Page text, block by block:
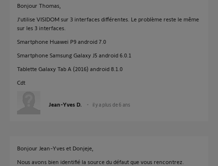
Bonjour Thomas,
J'utilise VISIDOM sur 3 interfaces différentes. Le problème reste le même
sur les 3 interfaces.
Smartphone Huawei P9 android 7.0
Smartphone Samsung Galaxy J5 android 6.0.1
Tablette Galaxy Tab A (2016) android 8.1.0
Cdt
Jean-Yves D. il y a plus de 6 ans
Bonjour Jean-Yves et Donjeje,
Nous avons bien identifié la source du défaut que vous rencontrez.